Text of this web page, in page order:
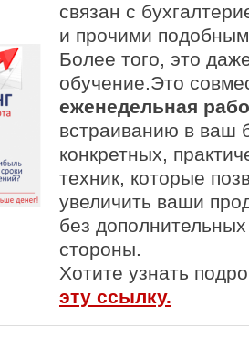
связан с
и прочими
Более того, это
обучение.Это
еженедельная
встраиванию в ваш
конкретных,
техник, которые
увеличить ваши
без
стороны.
Хотите узнать
эту ссылку.